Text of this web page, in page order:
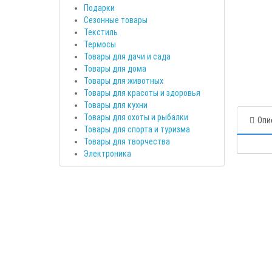
Подарки
Сезонные товары
Текстиль
Термосы
Товары для дачи и сада
Товары для дома
Товары для животных
Товары для красоты и здоровья
Товары для кухни
Товары для охоты и рыбалки
Товары для спорта и туризма
Товары для творчества
Электроника